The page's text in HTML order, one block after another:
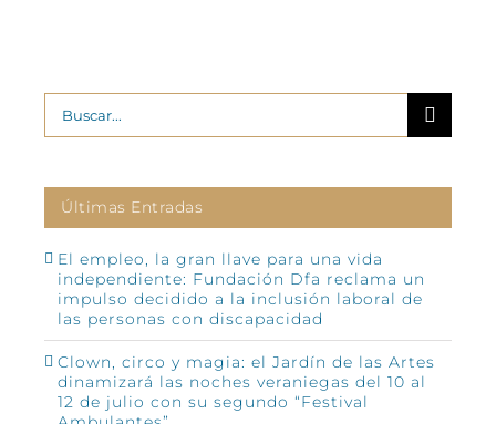
Buscar:
Últimas Entradas
El empleo, la gran llave para una vida
independiente: Fundación Dfa reclama un
impulso decidido a la inclusión laboral de
las personas con discapacidad
Clown, circo y magia: el Jardín de las Artes
dinamizará las noches veraniegas del 10 al
12 de julio con su segundo “Festival